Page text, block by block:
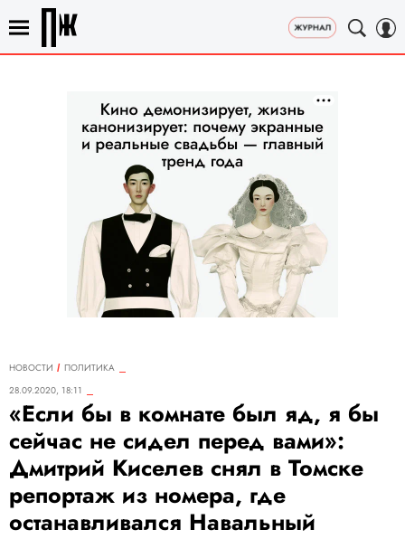
НОВОСТИ
ПОЛИТИКА
28.09.2020, 18:11
«Если бы в комнате был яд, я бы
сейчас не сидел перед вами»:
Дмитрий Киселев снял в Томске
репортаж из номера, где
останавливался Навальный